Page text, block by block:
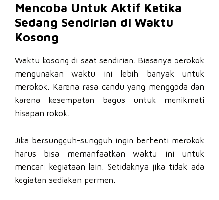
Mencoba Untuk Aktif Ketika
Sedang Sendirian di Waktu
Kosong
Waktu kosong di saat sendirian. Biasanya perokok
mengunakan waktu ini lebih banyak untuk
merokok. Karena rasa candu yang menggoda dan
karena kesempatan bagus untuk menikmati
hisapan rokok.
Jika bersungguh-sungguh ingin berhenti merokok
harus bisa memanfaatkan waktu ini untuk
mencari kegiataan lain. Setidaknya jika tidak ada
kegiatan sediakan permen.